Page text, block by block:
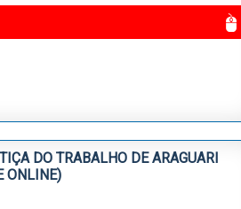
DO TRABALHO DE ARAGUARI
ONLINE)